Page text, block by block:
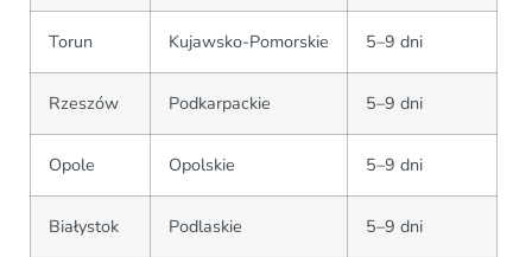
Torun Kujawsko-Pomorskie 5–9 dni
Rzeszów Podkarpackie 5–9 dni
Opole Opolskie 5–9 dni
Białystok Podlaskie 5–9 dni